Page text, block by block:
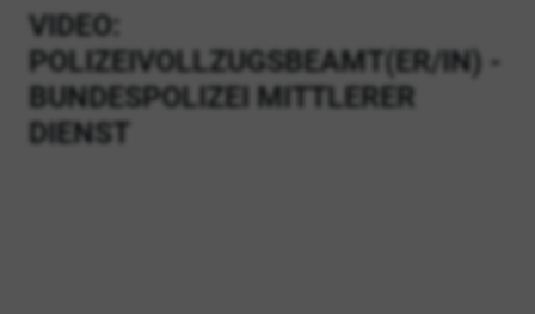
VIDEO:
POLIZEIVOLLZUGSBEAMT(ER/IN) -
BUNDESPOLIZEI MITTLERER
DIENST